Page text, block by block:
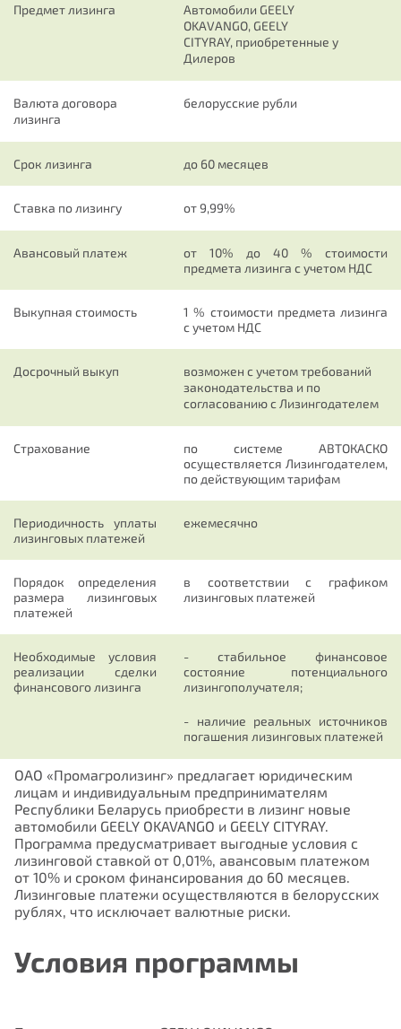
Предмет лизинга
Автомобили GEELY
OKAVANGO, GEELY
CITYRAY, приобретенные у
Дилеров
Валюта договора
лизинга
белорусские рубли
Срок лизинга до 60 месяцев
Ставка по лизингу от 9,99%
Авансовый платеж
от 10% до 40 % стоимости
предмета лизинга с учетом НДС
Выкупная стоимость
1 % стоимости предмета лизинга
с учетом НДС
Досрочный выкуп
возможен с учетом требований
законодательства и по
согласованию с Лизингодателем
Страхование
по системе АВТОКАСКО
осуществляется Лизингодателем,
по действующим тарифам
Периодичность уплаты
лизинговых платежей
ежемесячно
Порядок определения
размера лизинговых
платежей
в соответствии с графиком
лизинговых платежей
Необходимые условия
реализации сделки
финансового лизинга
- стабильное финансовое
состояние потенциального
лизингополучателя;
- наличие реальных источников
погашения лизинговых платежей
ОАО «Промагролизинг» предлагает юридическим
лицам и индивидуальным предпринимателям
Республики Беларусь приобрести в лизинг новые
автомобили GEELY OKAVANGO и GEELY CITYRAY.
Программа предусматривает выгодные условия с
лизинговой ставкой от 0,01%, авансовым платежом
от 10% и сроком финансирования до 60 месяцев.
Лизинговые платежи осуществляются в белорусских
рублях, что исключает валютные риски.
Условия программы